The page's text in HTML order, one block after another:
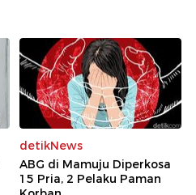
detikNews
ABG di Mamuju Diperkosa
15 Pria, 2 Pelaku Paman